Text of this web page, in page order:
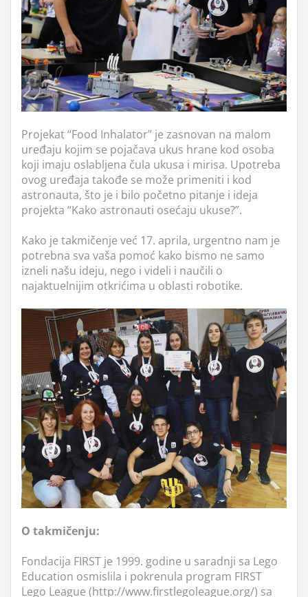
Projekat “Food Inhalator” je zasnovan na malom
uređaju kojim se pojačava ukus hrane kod osoba
koji imaju oslabljena čula ukusa i mirisa. Upotreba
ovog uređaja takođe se može primeniti i kod
astronauta, što je i bilo početno pitanje i ideja
projekta “Kako astronauti osećaju ukuse?”.
Kako je takmičenje već 17. aprila, urgentno nam je
potrebna sva vaša pomoć kako bismo ne samo
izneli našu ideju, nego i videli i naučili o
najaktuelnijim otkrićima u oblasti robotike.
O takmičenju:
Fondacija FIRST je 1999. godine u saradnji sa Lego
Education osmislila i pokrenula program FIRST
Lego League (http://www.firstlegoleague.org/) sa